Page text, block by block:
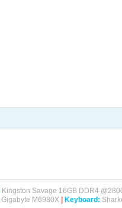
Kingston Savage 16GB DDR4
Gigabyte M6980X |Keyboard: